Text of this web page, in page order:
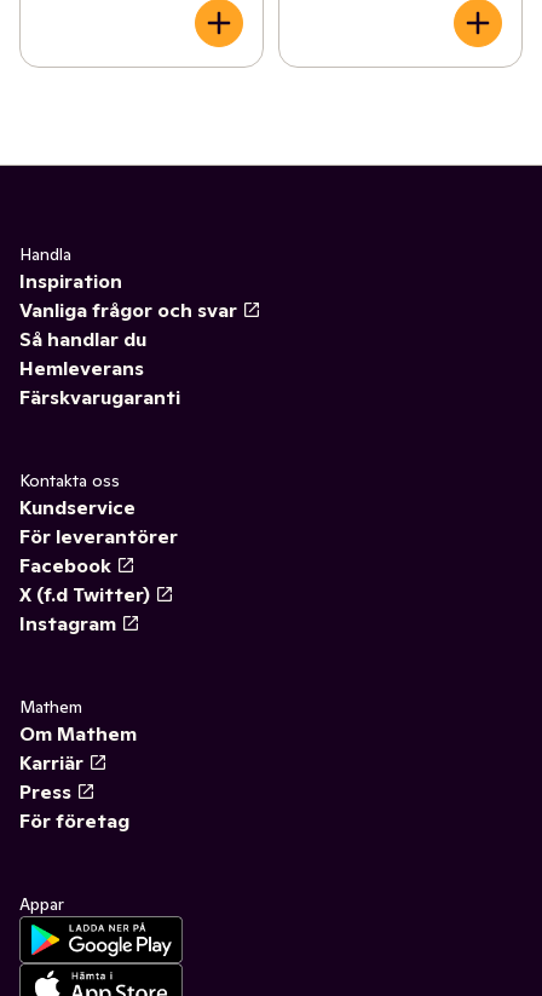
Handla
Inspiration
Vanliga frågor och svar
Så handlar du
Hemleverans
Färskvarugaranti
Kontakta oss
Kundservice
För leverantörer
Facebook
X (f.d Twitter)
Instagram
Mathem
Om Mathem
Karriär
Press
För företag
Appar